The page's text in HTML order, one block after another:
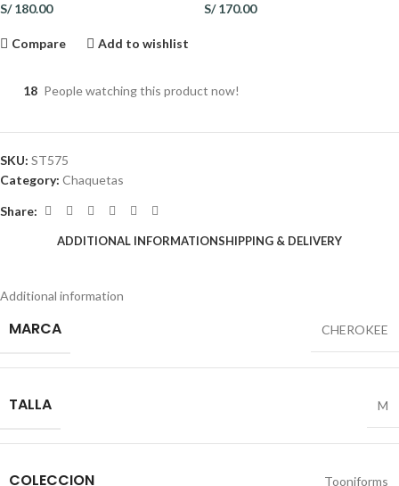
S/180.00 S/170.00
Compare Add to wishlist
18 People watching this product now!
SKU: ST575
Category: Chaquetas
Share:
ADDITIONAL INFORMATIONSHIPPING & DELIVERY
Additional information
MARCA CHEROKEE
TALLA M
COLECCION Tooniforms